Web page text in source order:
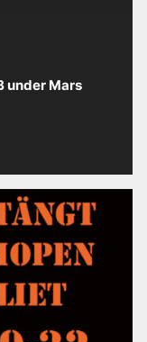
under Mars